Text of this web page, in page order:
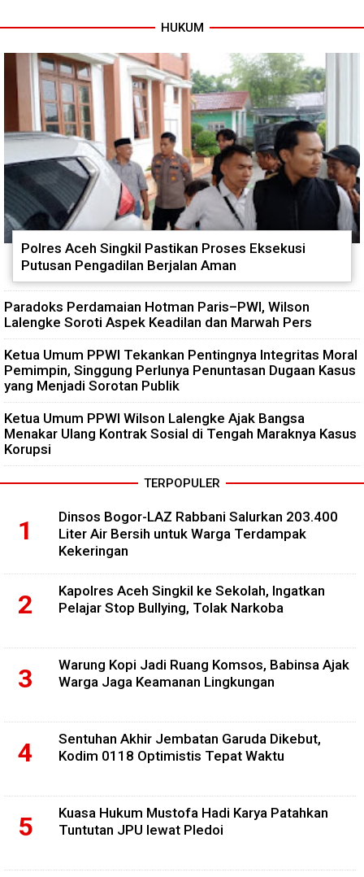
Tuntas Dibangun, Jembatan
Teladan Baru–Kuala Kepeng
TNI dan Warga Tuntaskan
Ekonomi Kian Terbuka
HUKUM
Polres Aceh Singkil Pastikan Proses Eksekusi
Putusan Pengadilan Berjalan Aman
Paradoks Perdamaian Hotman Paris–PWI, Wilson
Lalengke Soroti Aspek Keadilan dan Marwah Pers
Ketua Umum PPWI Tekankan Pentingnya Integritas Moral
Pemimpin, Singgung Perlunya Penuntasan Dugaan Kasus
yang Menjadi Sorotan Publik
Ketua Umum PPWI Wilson Lalengke Ajak Bangsa
Menakar Ulang Kontrak Sosial di Tengah Maraknya Kasus
Korupsi
TERPOPULER
Dinsos Bogor-LAZ Rabbani Salurkan 203.400
Liter Air Bersih untuk Warga Terdampak
Kekeringan
Kapolres Aceh Singkil ke Sekolah, Ingatkan
Pelajar Stop Bullying, Tolak Narkoba
Warung Kopi Jadi Ruang Komsos, Babinsa Ajak
Warga Jaga Keamanan Lingkungan
Sentuhan Akhir Jembatan Garuda Dikebut,
Kodim 0118 Optimistis Tepat Waktu
Kuasa Hukum Mustofa Hadi Karya Patahkan
Tuntutan JPU lewat Pledoi